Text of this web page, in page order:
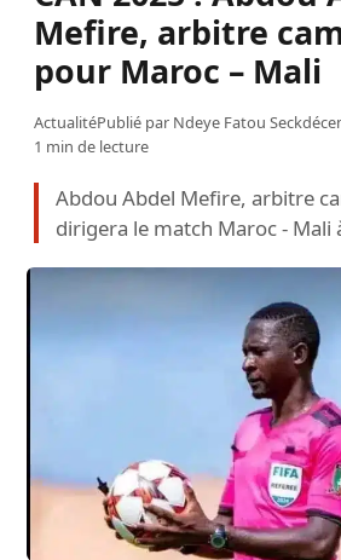
Mefire, arbitre
pour Maroc – Mali
ActualitéPublié par Ndeye Fatou Seck
1 min de lecture
Abdou Abdel Mefire, arbitre
dirigera le match Maroc - Mali